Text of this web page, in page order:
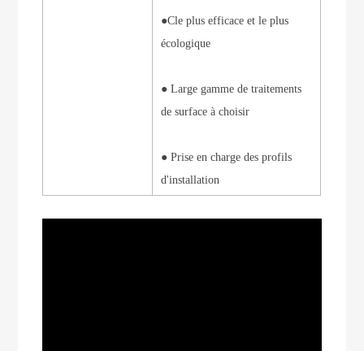
●Cle plus efficace et le plus
écologique
● Large gamme de traitements
de surface à choisir
● Prise en charge des profils
d'installation